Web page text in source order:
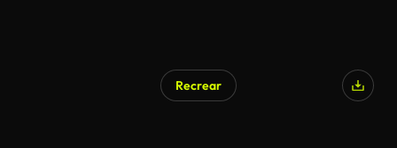
Recrear